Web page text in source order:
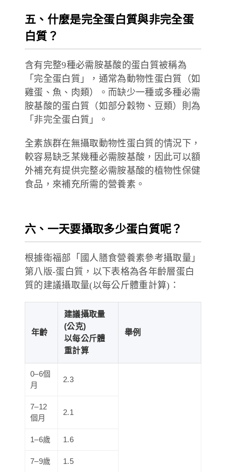
五、什麼是完全蛋白質與非完全蛋
白質？
含有完整9種必需胺基酸的蛋白質被稱為
「完全蛋白質」，通常為動物性蛋白質（如
雞蛋、魚、肉類）。而缺少一種或多種必需
胺基酸的蛋白質（如部分穀物、豆類）則為
「非完全蛋白質」。
全素族群在無攝取動物性蛋白質的情況下，
較容易缺乏某幾種必需胺基酸，因此可以額
外補充有提供完整必需胺基酸的植物性保健
食品，來補充所需的營養素。
六、一天要攝取多少蛋白質呢？
根據衛福部「國人膳食營養素參考攝取量」
第八版-蛋白質，以下表格為各年齡層蛋白
質的建議攝取量(以每公斤體重計算)：
年齡
建議攝取量
(公克)
以每公斤體
重計算
舉例
0–6個
月
2.3
7–12
個月
2.1
1–6歲 1.6
7–9歲 1.5